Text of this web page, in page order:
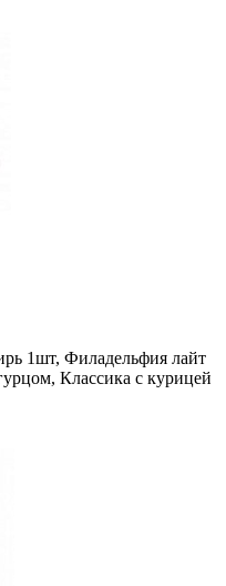
1шт, Филадельфия лайт
Классика с курицей